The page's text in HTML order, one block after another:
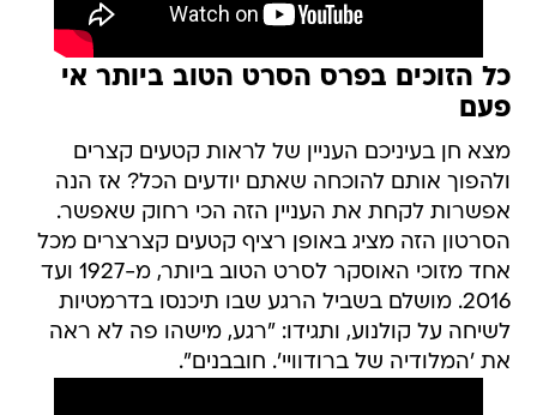
כל הזוכים בפרס הסרט הטוב ביותר אי
פעם
מצא חן בעיניכם העניין של לראות קטעים קצרים
ולהפוך אותם להוכחה שאתם יודעים הכל? אז הנה
אפשרות לקחת את העניין הזה הכי רחוק שאפשר.
הסרטון הזה מציג באופן רציף קטעים קצרצרים מכל
אחד מזוכי האוסקר לסרט הטוב ביותר, מ-1927 ועד
2016. מושלם בשביל הרגע שבו תיכנסו בדרמטיות
לשיחה על קולנוע, ותגידו: "רגע, מישהו פה לא ראה
את 'המלודיה של ברודוויי'. חובבנים".